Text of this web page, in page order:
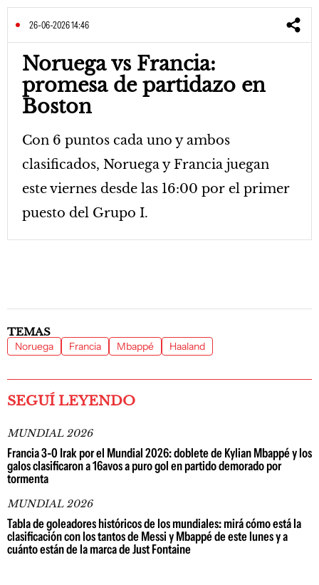
26-06-2026 14:46
Noruega vs Francia:
promesa de partidazo en
Boston
Con 6 puntos cada uno y ambos
clasificados, Noruega y Francia juegan
este viernes desde las 16:00 por el primer
puesto del Grupo I.
TEMAS
Noruega Francia Mbappé Haaland
SEGUÍ LEYENDO
MUNDIAL 2026
Francia 3-0 Irak por el Mundial 2026: doblete de Kylian Mbappé y los
galos clasificaron a 16avos a puro gol en partido demorado por
tormenta
MUNDIAL 2026
Tabla de goleadores históricos de los mundiales: mirá cómo está la
clasificación con los tantos de Messi y Mbappé de este lunes y a
cuánto están de la marca de Just Fontaine